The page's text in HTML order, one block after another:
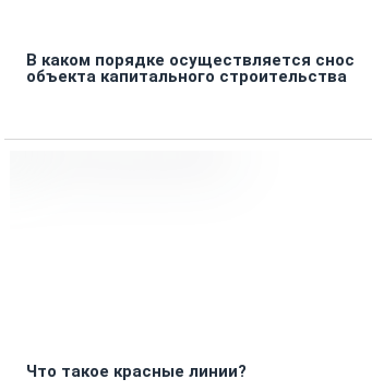
В каком порядке осуществляется снос
объекта капитального строительства
Что такое красные линии?